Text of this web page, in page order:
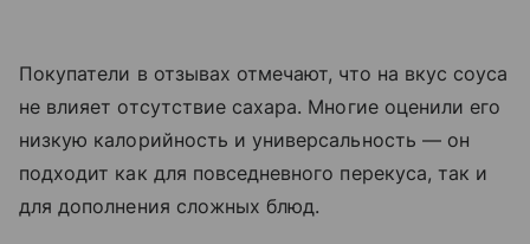
Покупатели в отзывах отмечают, что на вкус соуса
не влияет отсутствие сахара. Многие оценили его
низкую калорийность и универсальность — он
подходит как для повседневного перекуса, так и
для дополнения сложных блюд.